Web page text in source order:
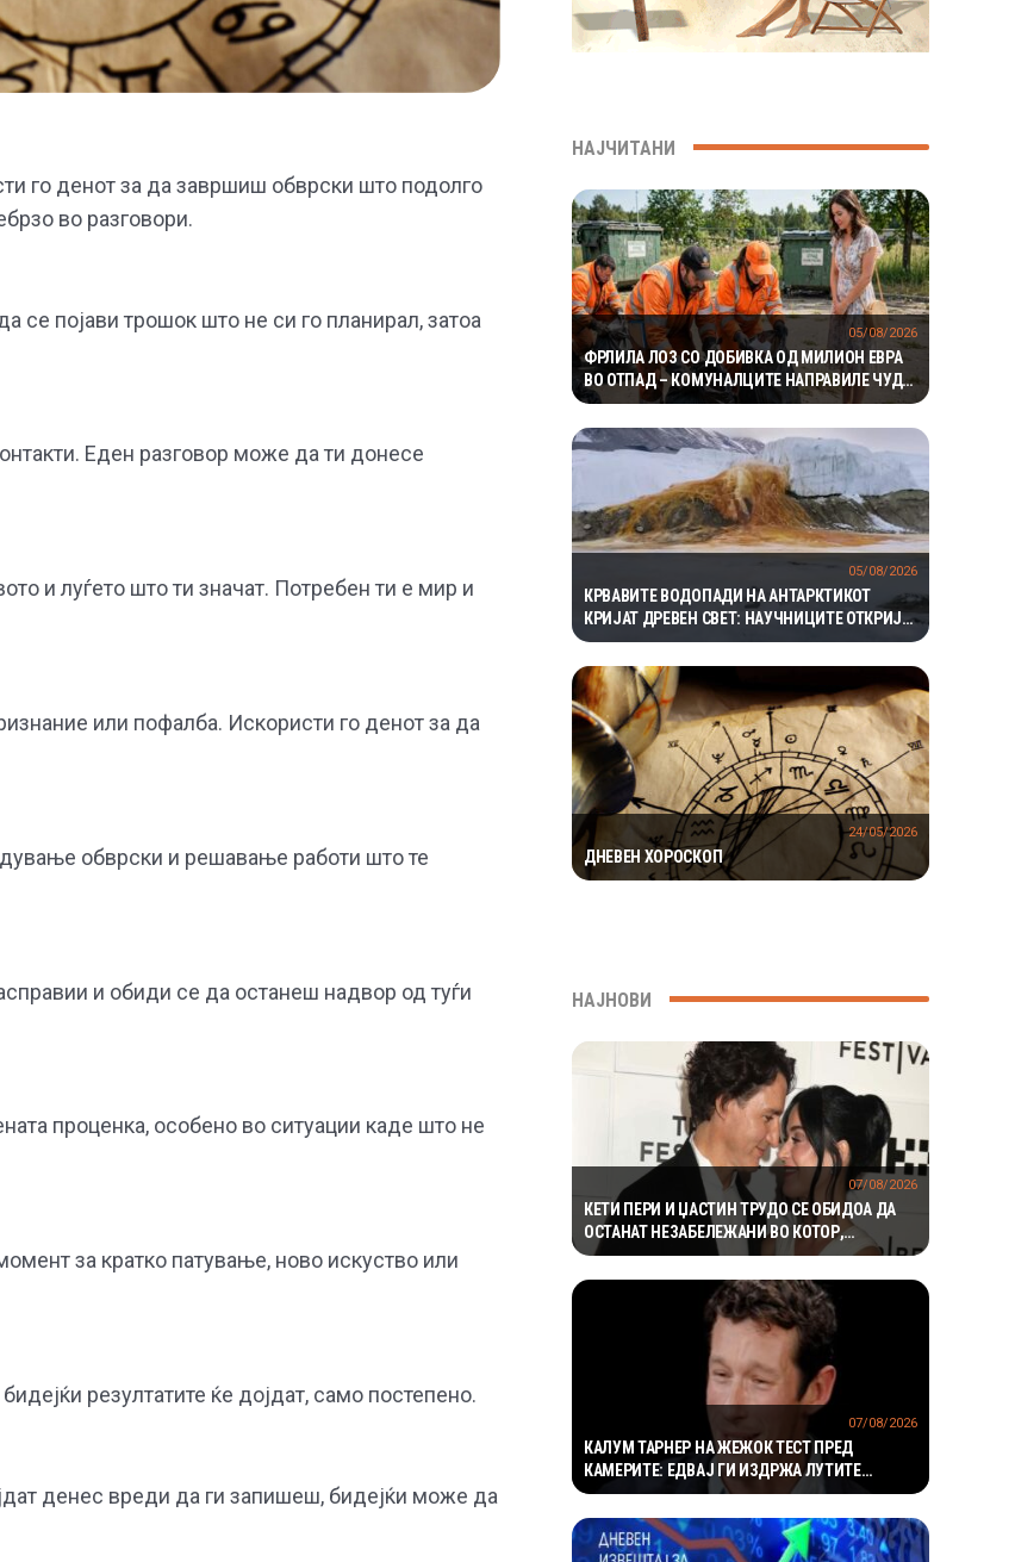
го денот за да завршиш обврски што подолго
во разговори.
се појави трошок што не си го планирал, затоа
Еден разговор може да ти донесе
и луѓето што ти значат. Потребен ти е мир и
или пофалба. Искористи го денот за да
обврски и решавање работи што те
и обиди се да останеш надвор од туѓи
проценка, особено во ситуации каде што не
за кратко патување, ново искуство или
резултатите ќе дојдат, само постепено.
денес вреди да ги запишеш, бидејќи може да
НАЈЧИТАНИ
ФРЛИЛА ЛОЗ СО ДОБИВКА ОД МИЛИОН ЕВРА
ВО ОТПАД – КОМУНАЛЦИТЕ НАПРАВИЛЕ ЧУДО
ЗА ДА ГО ПРОНАЈДАТ
05/08/2026
КРВАВИТЕ ВОДОПАДИ НА АНТАРКТИКОТ
КРИЈАТ ДРЕВЕН СВЕТ: НАУЧНИЦИТЕ ОТКРИЈА
ЕКОСИСТЕМ ИЗОЛИРАН ПОВЕЌЕ ОД 1,5
МИЛИОНИ ГОДИНИ
05/08/2026
ДНЕВЕН ХОРОСКОП
24/05/2026
НАЈНОВИ
КЕТИ ПЕРИ И ЏАСТИН ТРУДО СЕ ОБИДОА ДА
ОСТАНАТ НЕЗАБЕЛЕЖАНИ ВО КОТОР,
МЕШТАНИТЕ СО ДУХОВИТИ РЕАКЦИИ: „НИКОЈ
НЕ БИ ГИ ПРЕПОЗНАЛ“
07/08/2026
КАЛУМ ТАРНЕР НА ЖЕЖОК ТЕСТ ПРЕД
КАМЕРИТЕ: ЕДВАЈ ГИ ИЗДРЖА ЛУТИТЕ
КРИЛЦА – „УСТАТА МИ ГОРИ“
07/08/2026